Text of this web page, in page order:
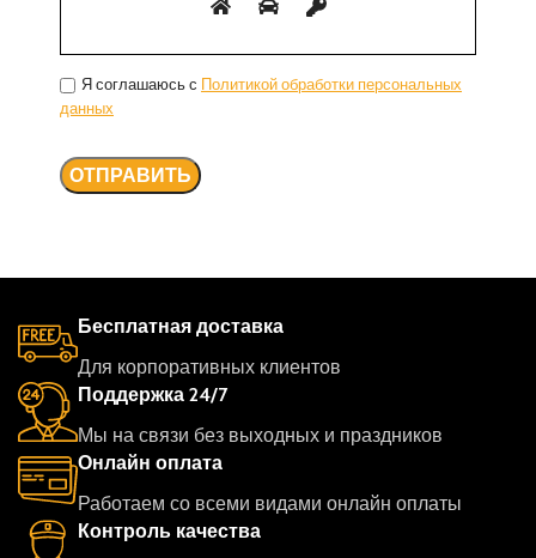
Я соглашаюсь с Политикой обработки персональных
данных
Бесплатная доставка
Для корпоративных клиентов
Поддержка 24/7
Мы на связи без выходных и праздников
Онлайн оплата
Работаем со всеми видами онлайн оплаты
Контроль качества